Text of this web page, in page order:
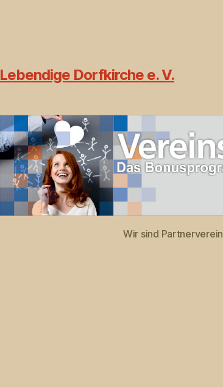
Lebendige Dorfkirche e. V.
Wir sind Partnerverein